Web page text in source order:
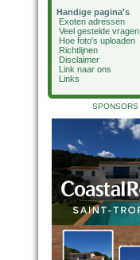
Handige pagina's
Exoten adressen
Veel gestelde vragen
Hoe foto's uploaden
Richtlijnen
Disclaimer
Link naar ons
Links
SPONSORS